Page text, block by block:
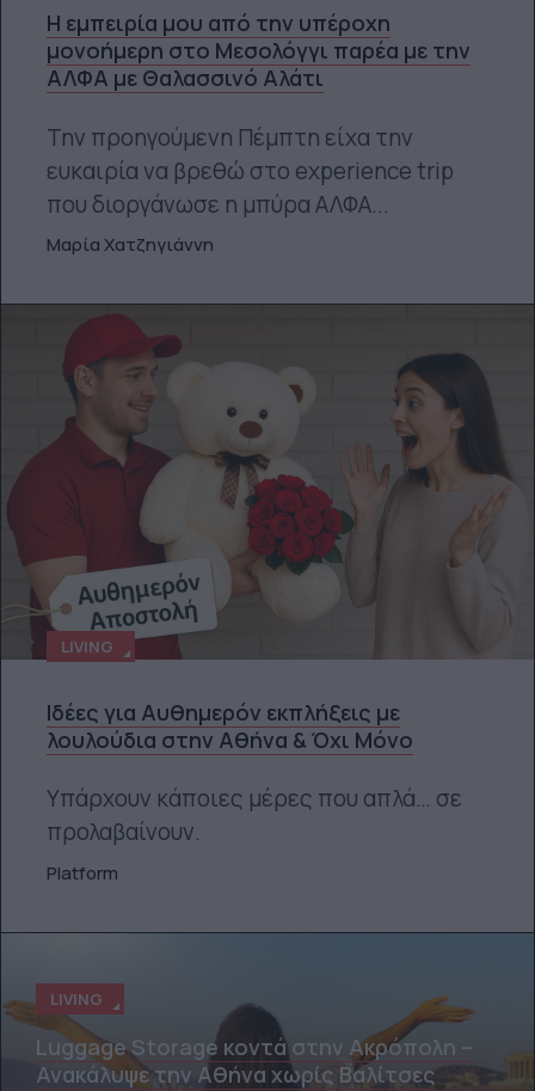
Η εμπειρία μου από την υπέροχη
μονοήμερη στο Μεσολόγγι παρέα με την
ΑΛΦΑ με Θαλασσινό Αλάτι
Την προηγούμενη Πέμπτη είχα την
ευκαιρία να βρεθώ στο experience trip
που διοργάνωσε η μπύρα ΑΛΦΑ...
Μαρία Χατζηγιάννη
LIVING
Ιδέες για Αυθημερόν εκπλήξεις με
λουλούδια στην Αθήνα & Όχι Μόνο
Υπάρχουν κάποιες μέρες που απλά… σε
προλαβαίνουν.
Platform
LIVING
Luggage Storage κοντά στην Ακρόπολη –
Ανακάλυψε την Αθήνα χωρίς Βαλίτσες